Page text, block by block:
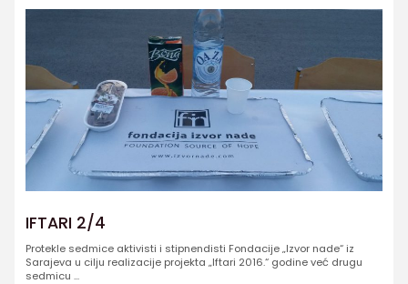
IFTARI 2/4
Protekle sedmice aktivisti i stipnendisti Fondacije „Izvor nade“ iz
Sarajeva u cilju realizacije projekta „Iftari 2016.“ godine već drugu
sedmicu ...